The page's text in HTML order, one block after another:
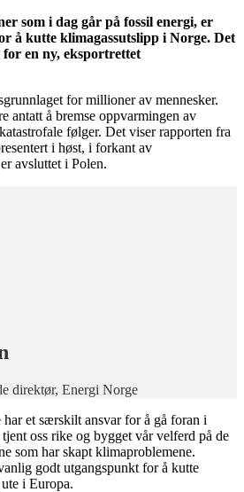
som i dag går på fossil energi, er
å kutte klimagassutslipp i Norge. Det
for en ny, eksportrettet
for millioner av mennesker.
antatt å bremse oppvarmingen av
følger. Det viser rapporten fra
i høst, i forkant av
avsluttet i Polen.
direktør, Energi Norge
et særskilt ansvar for å gå foran i
oss rike og bygget vår velferd på de
som har skapt klimaproblemene.
godt utgangspunkt for å kutte
i Europa.